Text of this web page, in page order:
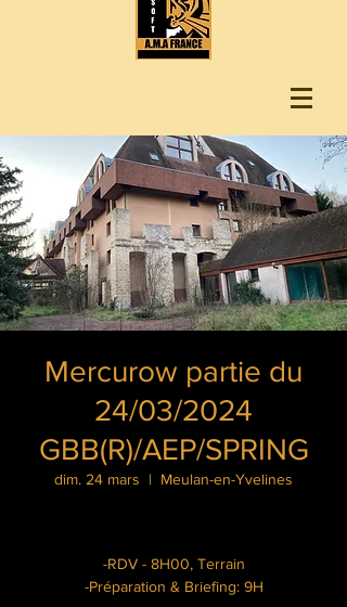
Mercurow partie du
24/03/2024
GBB(R)/AEP/SPRING
dim. 24 mars
  |
Meulan-en-Yvelines
-RDV - 8H00, Terrain
-Préparation & Briefing: 9H